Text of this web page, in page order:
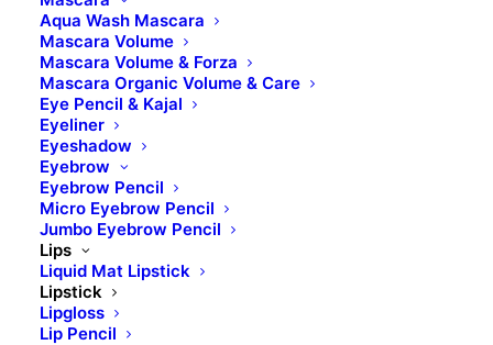
Aqua Wash Mascara
Mascara Volume
Mascara Volume & Forza
Mascara Organic Volume & Care
Eye Pencil & Kajal
Eyeliner
Eyeshadow
Eyebrow
Eyebrow Pencil
Micro Eyebrow Pencil
Jumbo Eyebrow Pencil
Lips
Liquid Mat Lipstick
Lipstick
Lipgloss
Lip Pencil
DIISOSTEARATE, BUTYROSPERMUM PARKII
BUTTER, GLYCERYL ROSINATE, MICA, SILICA,
SOYBEAN GLYCERIDES, COPERNICIA CERIFERA
CERA, BUTYROSPERMUM PARKII BUTTER
UNSAPONIFIABLES, OLEA EUROPAEA OIL
UNSAPONIFIABLES, COCOGLYCERIDES, 1,2-
HEXANEDIOL, CAPRYLYL GLYCOL, ARGANIA
SPINOSA KERNEL OIL, ETHYL VANILLIN,
HELIANTHUS ANNUUS SEED OIL, ROSA MOSCHATA
SEED OIL, PRUNUS ARMENIACA KERNEL OIL,
ROSMARINUS OFFICINALIS LEAF EXTRACT,
LAUROYL LYSINE, GLYCERYL OLEATE,